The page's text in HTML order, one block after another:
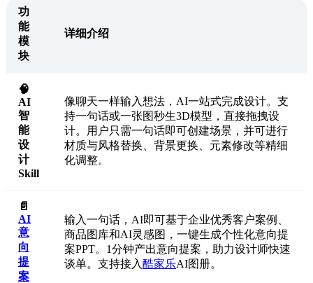
功
能
模
块
详细介绍
🧠
AI
智
能
设
计
Skill
像聊天一样输入想法，AI一站式完成设计。支
持一句话或一张图秒生3D模型，直接拖拽设
计。用户只需一句话即可创建场景，并可进行
材质与风格替换、背景更换、元素修改等精细
化调整。
📄
AI
意
向
提
案
输入一句话，AI即可基于企业优秀客户案例、
商品图库和AI灵感图，一键生成个性化意向提
案PPT。1分钟产出意向提案，助力设计师快速
谈单。支持接入酷家乐AI图册。